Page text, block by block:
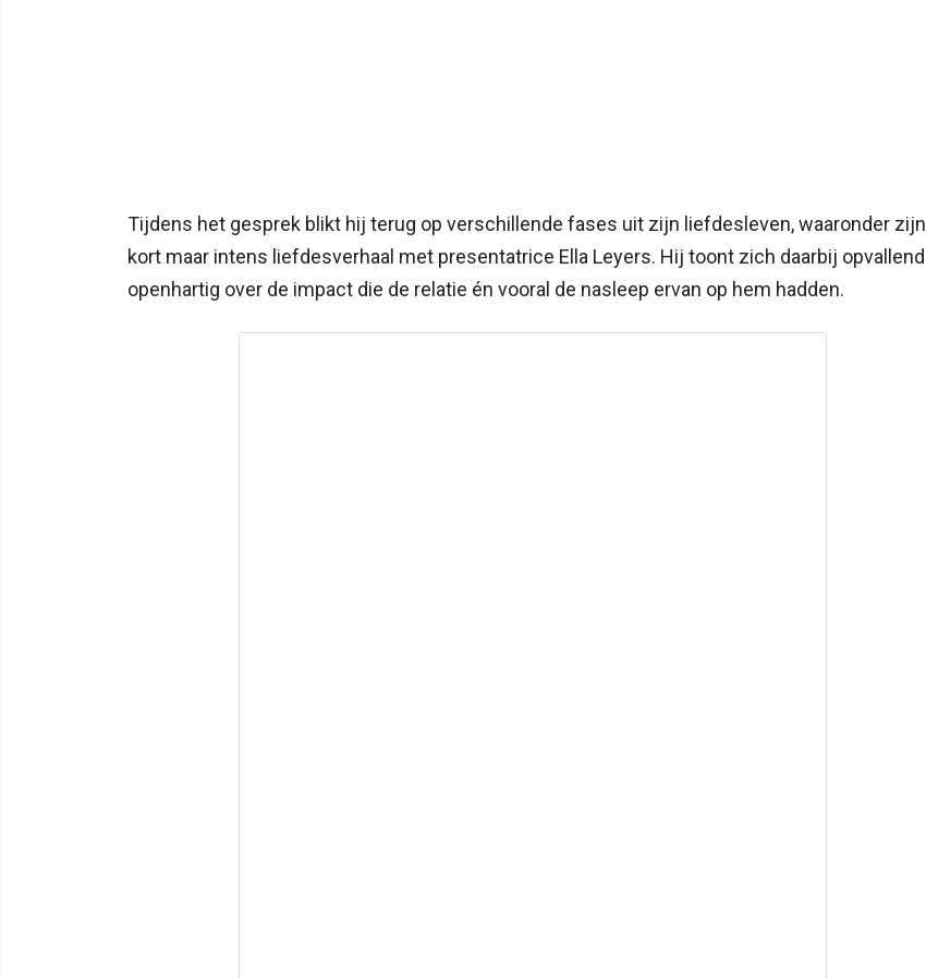
Tijdens het gesprek blikt hij terug op verschillende fases uit zijn liefdesleven, waaronder zijn
kort maar intens liefdesverhaal met presentatrice Ella Leyers. Hij toont zich daarbij opvallend
openhartig over de impact die de relatie én vooral de nasleep ervan op hem hadden.